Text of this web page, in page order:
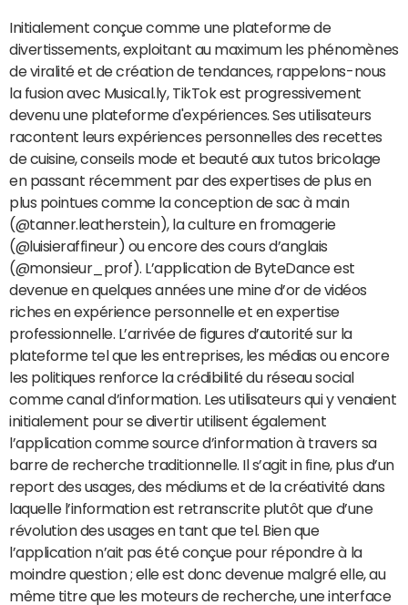
Initialement conçue comme une plateforme de
divertissements, exploitant au maximum les phénomènes
de viralité et de création de tendances, rappelons-nous
la fusion avec Musical.ly, TikTok est progressivement
devenu une plateforme d'expériences. Ses utilisateurs
racontent leurs expériences personnelles des recettes
de cuisine, conseils mode et beauté aux tutos bricolage
en passant récemment par des expertises de plus en
plus pointues comme la conception de sac à main
(@tanner.leatherstein), la culture en fromagerie
(@luisieraffineur) ou encore des cours d’anglais
(@monsieur_prof). L’application de ByteDance est
devenue en quelques années une mine d’or de vidéos
riches en expérience personnelle et en expertise
professionnelle. L’arrivée de figures d’autorité sur la
plateforme tel que les entreprises, les médias ou encore
les politiques renforce la crédibilité du réseau social
comme canal d’information. Les utilisateurs qui y venaient
initialement pour se divertir utilisent également
l’application comme source d’information à travers sa
barre de recherche traditionnelle. Il s’agit in fine, plus d’un
report des usages, des médiums et de la créativité dans
laquelle l’information est retranscrite plutôt que d’une
révolution des usages en tant que tel. Bien que
l’application n’ait pas été conçue pour répondre à la
moindre question ; elle est donc devenue malgré elle, au
même titre que les moteurs de recherche, une interface